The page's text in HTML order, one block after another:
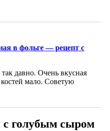
в фольге — рецепт с
давно. Очень вкусная
мало. Советую
с голубым сыром